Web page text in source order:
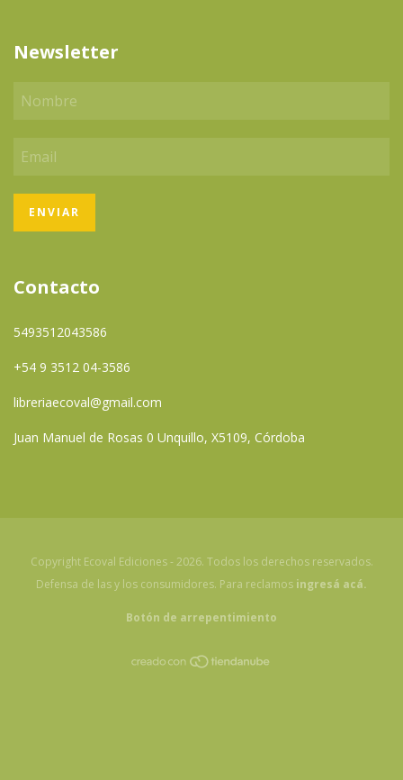
Newsletter
Contacto
5493512043586
+54 9 3512 04-3586
libreriaecoval@gmail.com
Juan Manuel de Rosas 0 Unquillo, X5109, Córdoba
Copyright Ecoval Ediciones - 2026. Todos los derechos reservados.
Defensa de las y los consumidores. Para reclamos ingresá acá.
Botón de arrepentimiento